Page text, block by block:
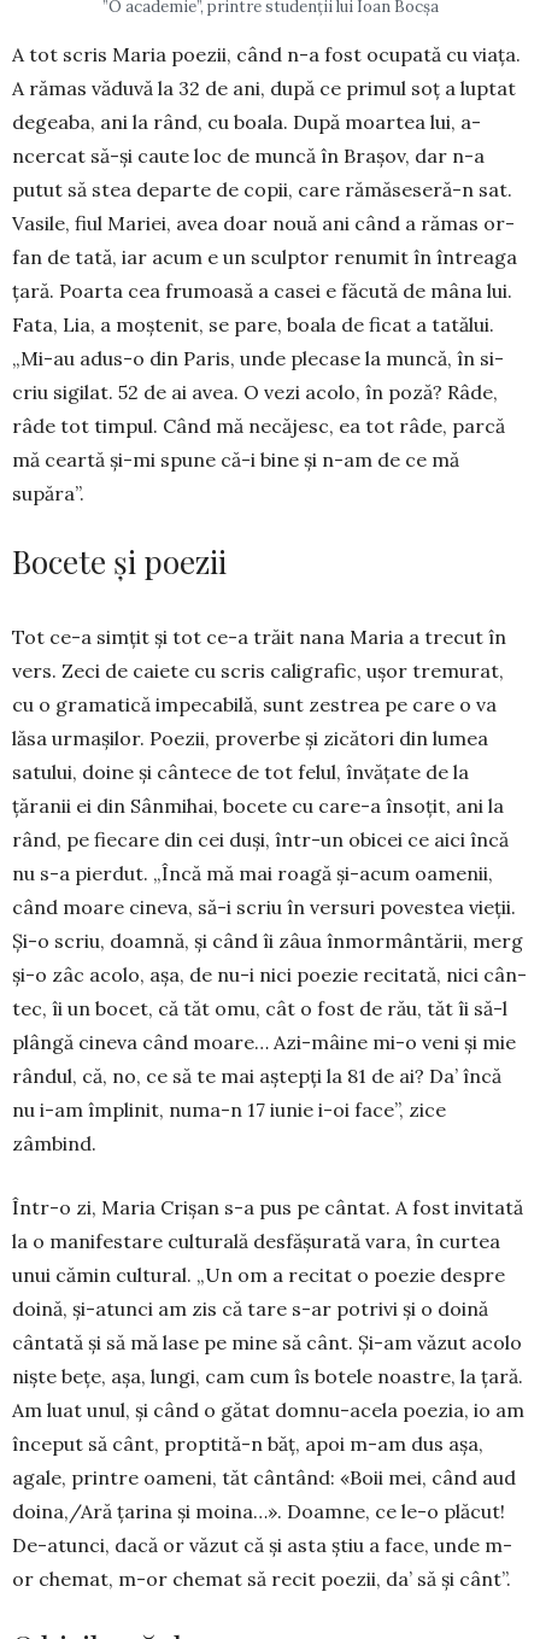
”O academie”, printre studenții lui Ioan Bocșa
A tot scris Maria poezii, când n-a fost ocupată cu viața.
A rămas văduvă la 32 de ani, după ce primul soț a luptat
degeaba, ani la rând, cu boala. După moar­tea lui, a-
ncercat să-și ca­ute loc de muncă în Bra­șov, dar n-a
putut să stea departe de copii, care ră­măseseră-n sat.
Vasile, fi­ul Mariei, avea doar no­uă ani când a rămas or­
fan de tată, iar acum e un sculptor renumit în în­trea­ga
țară. Poarta cea frumoasă a casei e făcută de mâna lui.
Fata, Lia, a moștenit, se pare, boala de ficat a tatălui.
„Mi-au adus-o din Paris, unde ple­case la muncă, în si­
criu sigilat. 52 de ai avea. O vezi acolo, în poză? Râ­de,
râde tot timpul. Când mă necăjesc, ea tot râde, parcă
mă ceartă și-mi spune că-i bine și n-am de ce mă
supăra”.
Bocete și poezii
Tot ce-a simțit și tot ce-a trăit nana Maria a trecut în
vers. Zeci de caiete cu scris caligrafic, ușor tremurat,
cu o gramatică impecabilă, sunt zestrea pe care o va
lăsa urmașilor. Poezii, pro­verbe și zicători din lumea
satului, doine și cân­tece de tot felul, învățate de la
țăranii ei din Sân­mihai, bocete cu care-a în­soțit, ani la
rând, pe fie­care din cei duși, într-un obicei ce aici încă
nu s-a pierdut. „Încă mă mai roa­gă și-acum oa­menii,
când moare ci­neva, să-i scriu în versuri po­ves­tea vieții.
Și-o scriu, doam­nă, și când îi zâua în­mor­mân­tării, merg
și-o zâc acolo, așa, de nu-i nici po­e­zie recitată, nici cân­
tec, îi un bo­cet, că tăt omu, cât o fost de rău, tăt îi să-l
plân­gă ci­neva când moa­re… Azi-mâine mi-o veni și mie
rân­dul, că, no, ce să te mai aștepți la 81 de ai? Da’ în­că
nu i-am îm­plinit, nu­ma-n 17 iunie i-oi fa­ce”, zice
zâmbind.
Într-o zi, Maria Crișan s-a pus pe cântat. A fost in­vi­tată
la o ma­nifestare cultu­rală desfă­­șurată va­ra, în curtea
unui cămin cul­tural. „Un om a re­citat o poezie despre
doină, și-atunci am zis că ta­re s-ar potrivi și o doină
cântată și să mă lase pe mine să cânt. Și-am văzut acolo
niște bețe, așa, lungi, cam cum îs botele noastre, la țară.
Am luat unul, și când o gătat domnu-acela poezia, io am
în­ceput să cânt, proptită-n băț, apoi m-am dus așa,
agale, printre oameni, tăt cântând: «Bo­ii mei, când aud
doi­na,/Ară țarina și moina…». Doam­ne, ce le-o plă­cut!
De-atunci, dacă or vă­zut că și asta știu a face, unde m-
or chemat, m-or che­mat să recit po­ezii, da’ să și cânt”.